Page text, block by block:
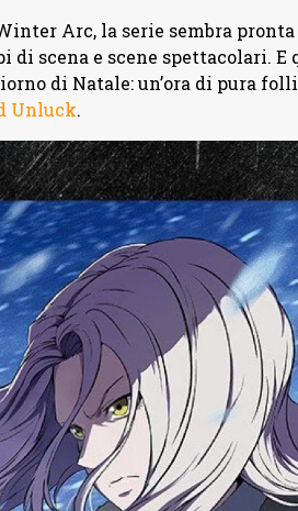
Arc, la serie sembra
di scena e scene spettacolari.
di Natale: un’ora di pura
Unluck.